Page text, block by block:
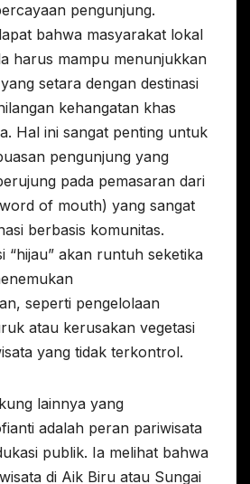
pengunjung.
bahwa masyarakat lokal
harus mampu menunjukkan
setara dengan destinasi
kehangatan khas
Hal ini sangat penting untuk
pengunjung yang
pada pemasaran dari
of mouth) yang sangat
berbasis komunitas.
“hijau” akan runtuh seketika
seperti pengelolaan
atau kerusakan vegetasi
yang tidak terkontrol.
lainnya yang
adalah peran pariwisata
publik. Ia melihat bahwa
di Aik Biru atau Sungai